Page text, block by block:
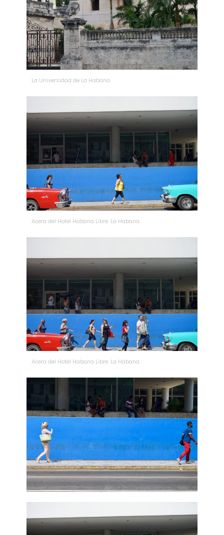
La Universidad de La Habana.
Acera del Hotel Habana Libre. La Habana.
Acera del Hotel Habana Libre. La Habana.